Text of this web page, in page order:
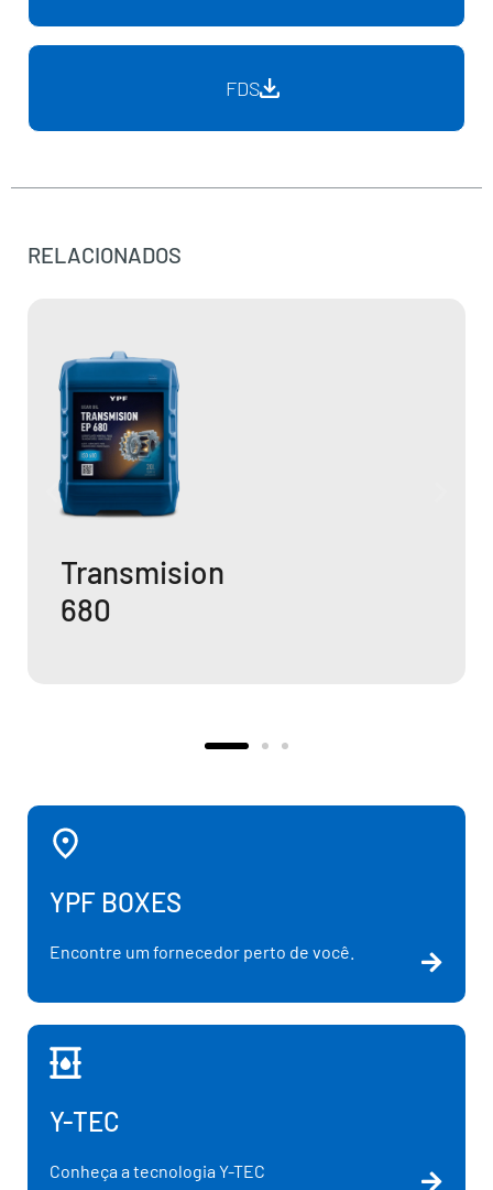
FDS
RELACIONADOS
Transmision
YPF BOXES
Encontre um fornecedor perto de você.
Y-TEC
Conheça a tecnologia Y-TEC